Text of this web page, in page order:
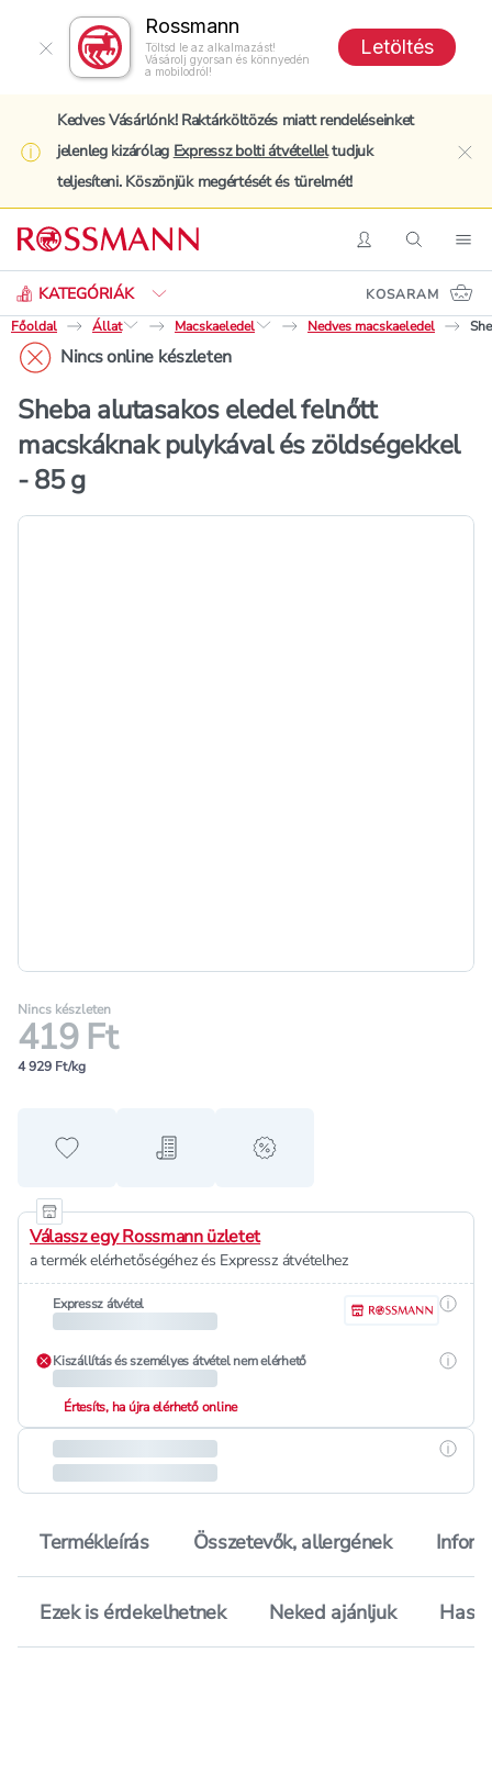
Rossmann
Töltsd le az alkalmazást!
Vásárolj gyorsan és könnyedén
a mobilodról!
Letöltés
Kedves Vásárlónk! Raktárköltözés miatt rendeléseinket
jelenleg kizárólag Expressz bolti átvételleltudjuk
teljesíteni. Köszönjük megértését és türelmét!
BelépésKeresés
KATEGÓRIÁK
Keresés
KOSARAM
Főoldal
Állat Macskaeledel Nedves macskaeledel
Nincs online készleten
Sheba alutasakos eledel felnőtt
macskáknak pulykával és zöldségekkel
- 85 g
Nincs készleten
419 Ft
4 929 Ft/kg
Hozzáadás a kedvencekhez
Hozzáadás a bevásárló listához
alert when on sale
Válassz egy Rossmann üzletet
a termék elérhetőségéhez és Expressz átvételhez
Expressz átvétel
Kiszállítás és személyes átvétel nem elérhető
Értesíts, ha újra elérhető online
Termékleírás Összetevők, allergének
Ezek is érdekelhetnek Neked ajánljuk